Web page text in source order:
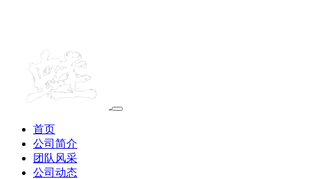
首页
公司简介
团队风采
公司动态